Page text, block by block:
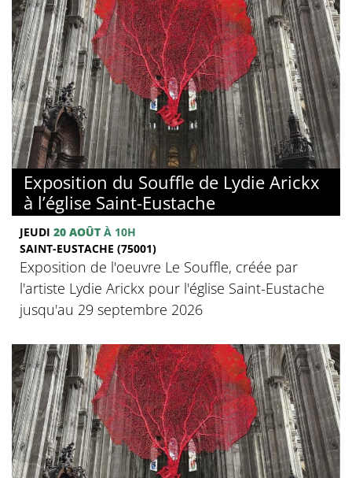
Exposition du Souffle de Lydie Arickx
à l’église Saint-Eustache
JEUDI 20 AOÛT À 10H
SAINT-EUSTACHE (75001)
Exposition de l'oeuvre Le Souffle, créée par
l'artiste Lydie Arickx pour l'église Saint-Eustache
jusqu'au 29 septembre 2026